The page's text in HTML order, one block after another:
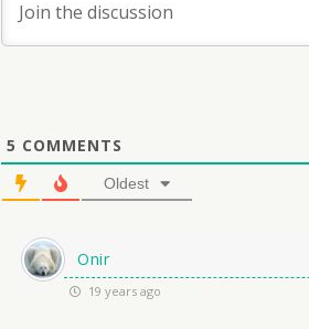
5 COMMENTS
Oldest
Onir
19 years ago